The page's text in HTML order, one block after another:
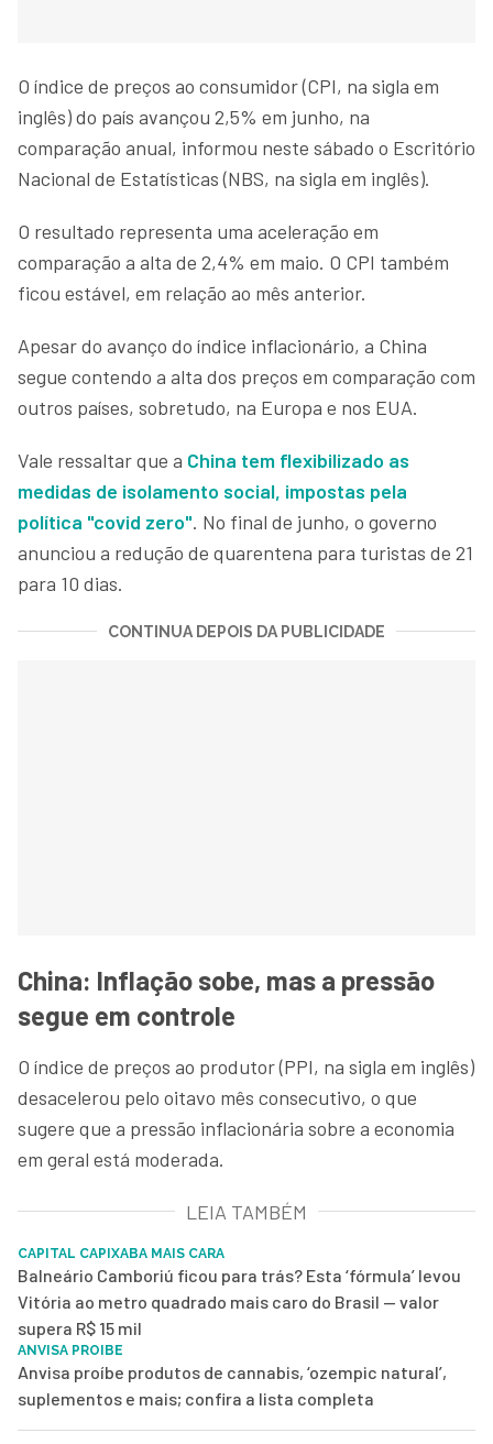
O índice de preços ao consumidor (CPI, na sigla em
inglês) do país avançou 2,5% em junho, na
comparação anual, informou neste sábado o Escritório
Nacional de Estatísticas (NBS, na sigla em inglês).
O resultado representa uma aceleração em
comparação a alta de 2,4% em maio. O CPI também
ficou estável, em relação ao mês anterior.
Apesar do avanço do índice inflacionário, a China
segue contendo a alta dos preços em comparação com
outros países, sobretudo, na Europa e nos EUA.
Vale ressaltar que a China tem flexibilizado as
medidas de isolamento social, impostas pela
política "covid zero". No final de junho, o governo
anunciou a redução de quarentena para turistas de 21
para 10 dias.
CONTINUA DEPOIS DA PUBLICIDADE
China: Inflação sobe, mas a pressão
segue em controle
O índice de preços ao produtor (PPI, na sigla em inglês)
desacelerou pelo oitavo mês consecutivo, o que
sugere que a pressão inflacionária sobre a economia
em geral está moderada.
LEIA TAMBÉM
CAPITAL CAPIXABA MAIS CARA
Balneário Camboriú ficou para trás? Esta ‘fórmula’ levou
Vitória ao metro quadrado mais caro do Brasil — valor
supera R$ 15 mil
ANVISA PROIBE
Anvisa proíbe produtos de cannabis, ‘ozempic natural’,
suplementos e mais; confira a lista completa